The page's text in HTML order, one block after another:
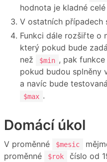
hodnota je kladné
V ostatních případech
Funkci dále rozšiřte o
který pokud bude
než
$min , pak
pokud budou splněny
a navíc bude
$max .
Domácí úkol
V proměnné $mesic
proměnné
$rok
číslo od